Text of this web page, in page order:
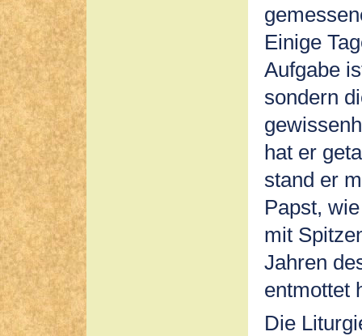
Einige
Aufgabe
sondern
hat er
stand er
Papst,
mit
Jahren
entmottet
Die